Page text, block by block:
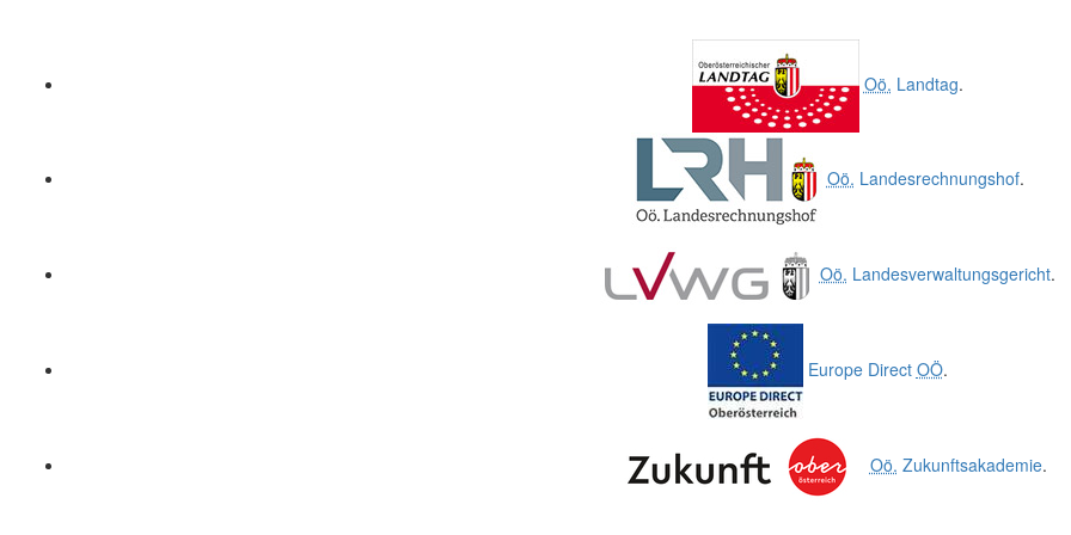
Oö. Landtag.
Oö. Landesrechnungshof.
Oö. Landesverwaltungsgericht.
Europe Direct OÖ.
Oö. Zukunftsakademie.